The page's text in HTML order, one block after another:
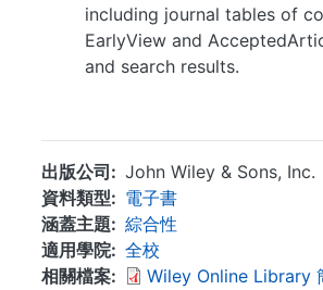
including journal tables of
EarlyView and
and search results.
出版公司
John Wiley & Sons, Inc.
資料類型
電子書
涵蓋主題
綜合性
適用學院
全校
相關檔案
Wiley Online Library